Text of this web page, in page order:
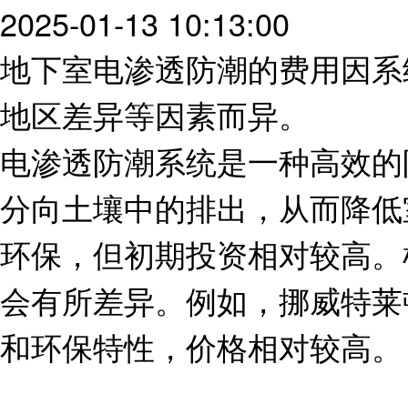
2025-01-13 10:13:00
地下室电渗透防潮的费用因
地区差异等因素而异。
电渗透防潮系统是一种高效
分向土壤中的排出，从而降
环保，但初期投资相对较高
会有所差异。例如，挪威特
和环保特性，价格相对较高。